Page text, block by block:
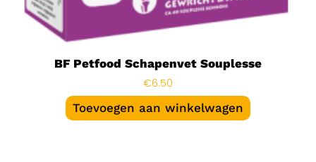
BF Petfood Schapenvet Souplesse
€6.50
Toevoegen aan winkelwagen